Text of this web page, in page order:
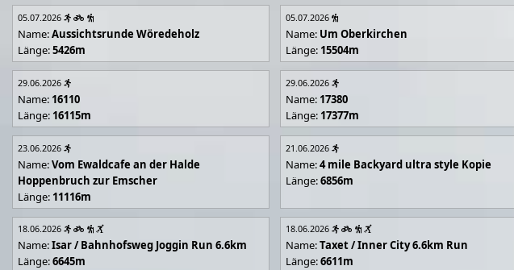
05.07.2026
Name:Aussichtsrunde Wöredeholz
Länge:5426m
05.07.2026
Name: Um Oberkirchen
Länge: 15504m
29.06.2026
Name: 16110
Länge: 16115m
29.06.2026
Name: 17380
Länge: 17377m
23.06.2026
Name:Vom Ewaldcafe an der Halde
Hoppenbruch zur Emscher
Länge: 11116m
21.06.2026
Name:4 mile Backyard ultra style Kopie
Länge:6856m
18.06.2026
Name:Isar / Bahnhofsweg Joggin Run 6.6km
Länge:6645m
18.06.2026
Name:Taxet / Inner City 6.6km Run
Länge:6611m